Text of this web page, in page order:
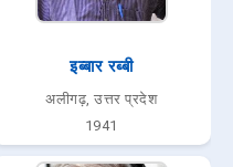
इब्बार रब्बी
अलीगढ़, उत्तर प्रदेश
1941